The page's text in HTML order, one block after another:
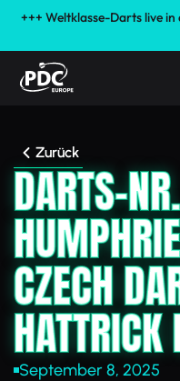
+++ Weltklasse-Darts live
Zurück
DARTS-
CZECH
September 8, 2025